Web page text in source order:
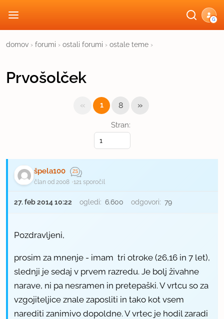
G
domov › forumi › ostali forumi › ostale teme ›
Prvošolček
Stran:
« 1 8 »
špela100
član od 2008 121 sporočil
27. feb 2014 10:22 ogledi: 6.600 odgovori: 79
Pozdravljeni,
prosim za mnenje - imam tri otroke (26,16 in 7 let),
slednji je sedaj v prvem razredu. Je bolj živahne
narave, ni pa nesramen in pretepaški. V vrtcu so za
vzgojiteljice znale zaposliti in tako kot vsem
narediti zanimivo dopoldne. V vrtec je hodil zaradi